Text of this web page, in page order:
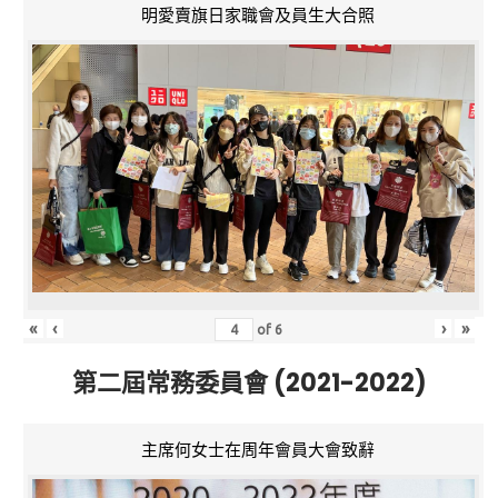
明愛賣旗日家職會及員生大合照
« ‹ of 6 › »
第二屆常務委員會 (2021-2022)
主席何女士在周年會員大會致辭